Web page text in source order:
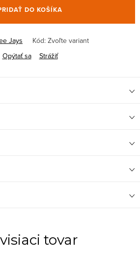
DO KOŠÍKA
Jays Kód: Zvoľte variant
Opýtať sa
Strážiť
tovar